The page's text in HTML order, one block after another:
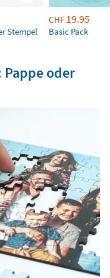
Stempel
CHF 19.95
Basic Pack
Pappe oder